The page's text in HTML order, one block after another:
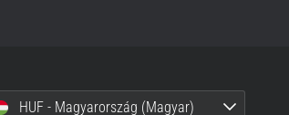
HUF - Magyarország (Magyar)